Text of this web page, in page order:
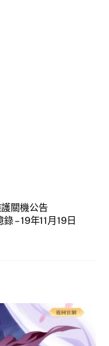
關機公告
– 19年11月19日